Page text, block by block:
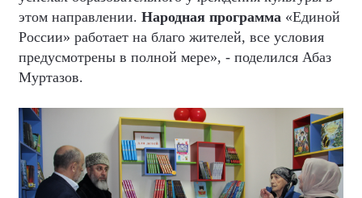
этом направлении. Народная программа «Единой
России» работает на благо жителей, все условия
предусмотрены в полной мере», - поделился Абаз
Муртазов.